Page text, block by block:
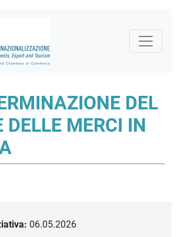
DEL
DELLE MERCI IN
06.05.2026